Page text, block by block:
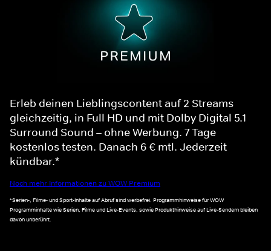
Erleb deinen Lieblingscontent auf 2 Streams
gleichzeitig, in Full HD und mit Dolby Digital 5.1
Surround Sound – ohne Werbung. 7 Tage
kostenlos testen. Danach 6 € mtl. Jederzeit
kündbar.*
Noch mehr Informationen zu WOW Premium
*Serien-, Filme- und Sport-Inhalte auf Abruf sind werbefrei. Programmhinweise für WOW
Programminhalte wie Serien, Filme und Live-Events, sowie Produkthinweise auf Live-Sendern bleiben
davon unberührt.